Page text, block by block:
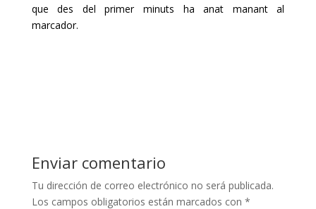
que des del primer minuts ha anat manant al
marcador.
Enviar comentario
Tu dirección de correo electrónico no será publicada.
Los campos obligatorios están marcados con *